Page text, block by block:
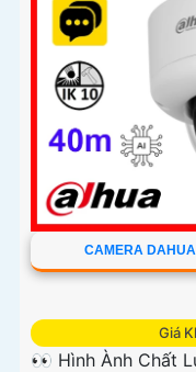
CAMERA
Giá
👀 Hình Ành Chất